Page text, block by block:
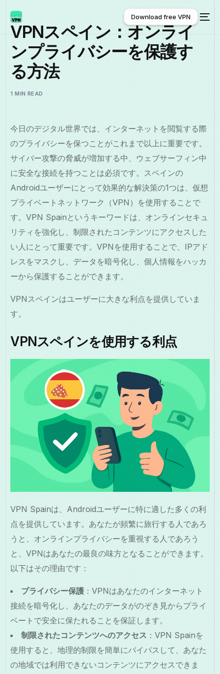
日本語
Download free VPN
Download free VPN
VPNスペイン：オンライ
ンプライバシーを保護す
る方法
1 MIN READ
今日のデジタル世界では、インターネットを閲覧する際
のプライバシーを保つことがこれまで以上に重要です。
サイバー攻撃の脅威が増加する中、ウェブサーフィン中
に安全な接続を持つことは必須です。スペインの
Androidユーザーにとって効果的な解決策の1つは、仮想
プライベートネットワーク（VPN）を使用することで
す。VPN Spainというキーワードは、オンラインセキュ
リティを強化し、制限されたコンテンツにアクセスした
い人にとって重要です。VPNを使用することで、IPアド
レスをマスクし、データを暗号化し、個人情報をハッカ
ーから保護することができます。
VPNスペインはユーザーに大きな利点を提供していま
す。
VPNスペインを使用する利点
VPN Spainは、Androidユーザーに特に適した多くの利
点を提供しています。あなたが頻繁に旅行する人であろ
うと、オンラインプライバシーを重視する人であろう
と、VPNはあなたの最良の味方となることができます。
以下はその理由です：
プライバシー保護 ：VPNはあなたのインターネット
接続を暗号化し、あなたのデータがのぞき見からプライ
ベートで安全に保たれることを保証します。
制限されたコンテンツへのアクセス ：VPN Spainを
使用すると、地理的制限を簡単にバイパスして、あなた
の地域では利用できないコンテンツにアクセスできま